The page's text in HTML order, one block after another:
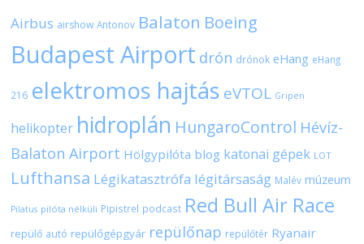
Airbus airshow Antonov Balaton Boeing
Budapest Airport drón drónok eHang eHang
216 elektromos hajtás eVTOL Gripen
helikopter hidroplán HungaroControl Hévíz-
Balaton Airport Hölgypilóta blog katonai gépek LOT
Lufthansa Légikatasztrófa légitársaság Malév múzeum
Pilatus pilóta nélküli Pipistrel podcast Red Bull Air Race
repülő autó repülőgépgyár repülőnap repülőtér Ryanair